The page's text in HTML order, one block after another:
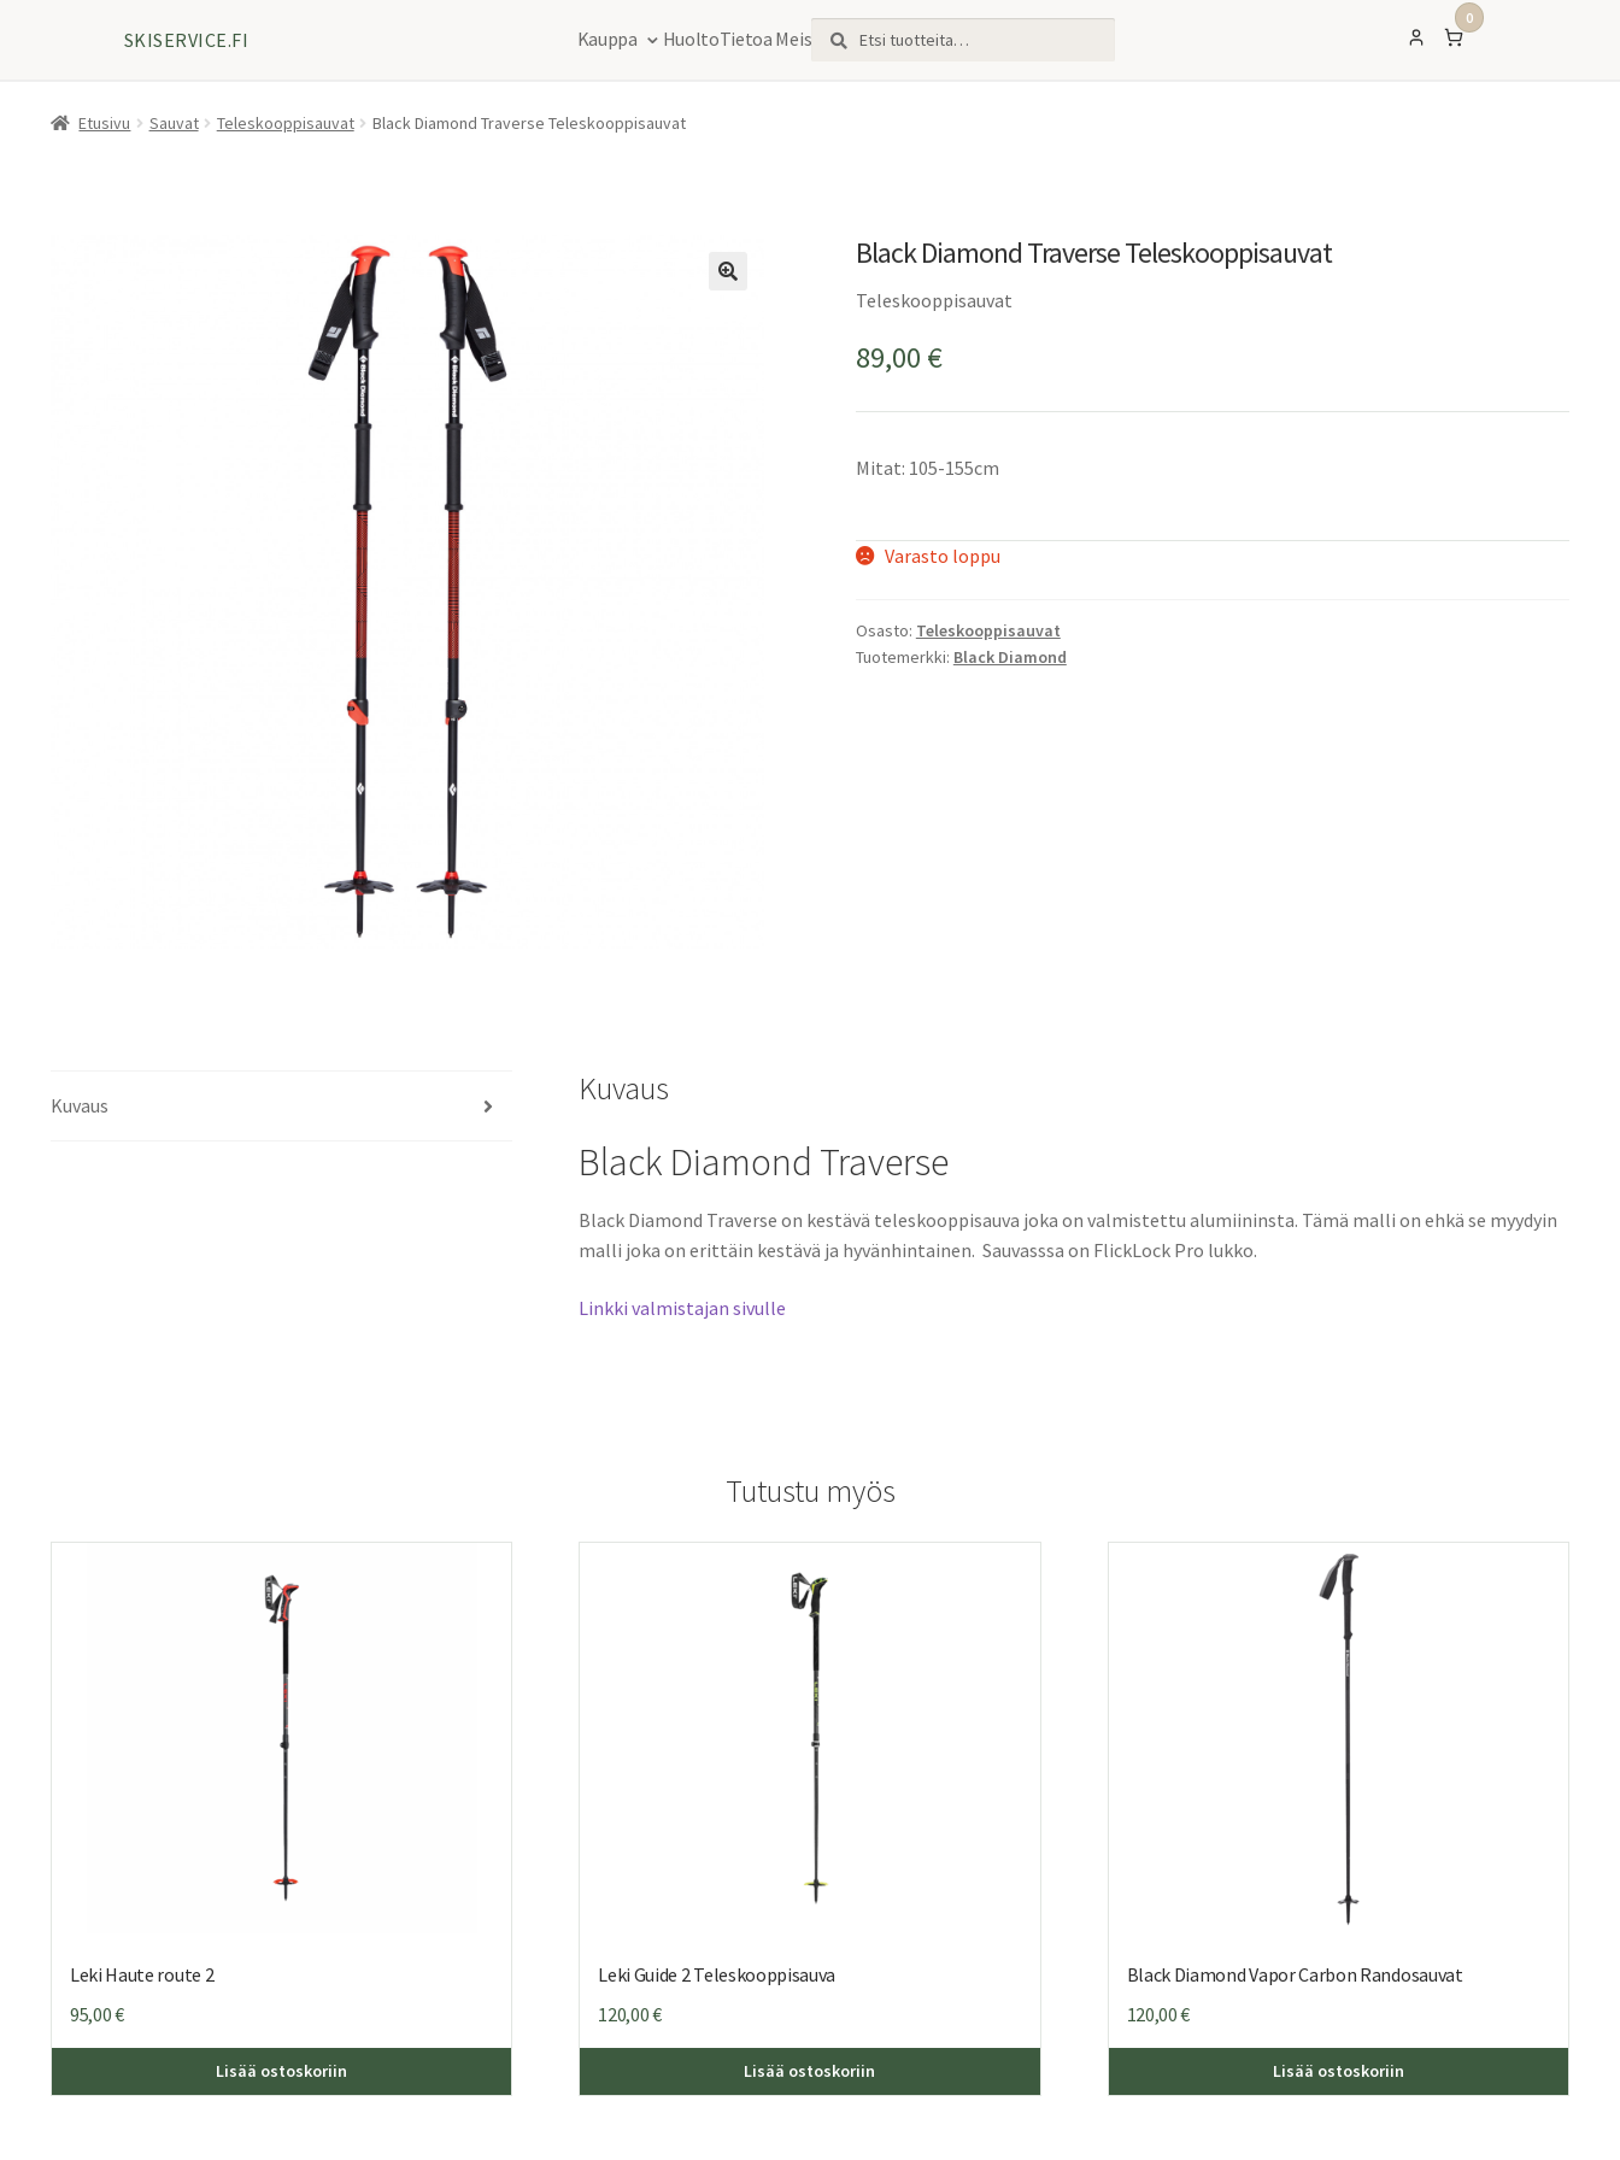
SKISERVICE.FI Kauppa HuoltoTietoa MeistäEtsi:
Haku
0
Etusivu Sauvat Teleskooppisauvat Black Diamond Traverse Teleskooppisauvat
Black Diamond Traverse Teleskooppisauvat
Teleskooppisauvat
89,00 €
Mitat: 105-155cm
Varasto loppu
Osasto: Teleskooppisauvat
Tuotemerkki: Black Diamond
Kuvaus Kuvaus
Black Diamond Traverse
Black Diamond Traverse on kestävä teleskooppisauva joka on valmistettu alumiininsta. Tämä malli on ehkä se myydyin
malli joka on erittäin kestävä ja hyvänhintainen. Sauvasssa on FlickLock Pro lukko.
Linkki valmistajan sivulle
Tutustu myös
Leki Haute route 2
95,00€
Lisää ostoskoriin
Leki Guide 2 Teleskooppisauva
120,00€
Lisää ostoskoriin
Black Diamond Vapor Carbon Randosauvat
120,00€
Lisää ostoskoriin